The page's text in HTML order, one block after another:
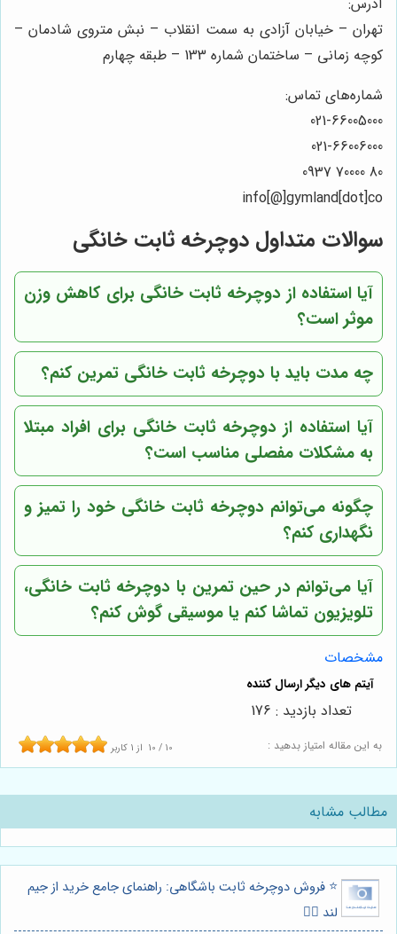
تهران – خیابان آزادی به سمت انقلاب – نبش متروی شادمان –
کوچه زمانی – ساختمان شماره 133 – طبقه چهارم
شماره‌های تماس:
021-66005000
021-66006000
80 70000 0937
info[@]gymland[dot]co
سوالات متداول دوچرخه ثابت خانگی
آیا استفاده از دوچرخه ثابت خانگی برای کاهش وزن
موثر است؟
چه مدت باید با دوچرخه ثابت خانگی تمرین کنم؟
آیا استفاده از دوچرخه ثابت خانگی برای افراد مبتلا
به مشکلات مفصلی مناسب است؟
چگونه می‌توانم دوچرخه ثابت خانگی خود را تمیز و
نگهداری کنم؟
آیا می‌توانم در حین تمرین با دوچرخه ثابت خانگی،
تلویزیون تماشا کنم یا موسیقی گوش کنم؟
مشخصات
به این مقاله امتیاز بدهید : 10 / 10 از 1 کاربر
تعداد بازدید : 176
مطالب مشابه
⭐️ فروش دوچرخه ثابت باشگاهی: راهنمای جامع خرید از جیم
لند 🚴‍♀️